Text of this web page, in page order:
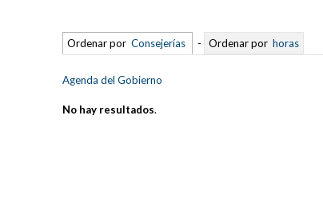
Ordenar por Consejerías - Ordenar por horas
Agenda del Gobierno
No hay resultados.